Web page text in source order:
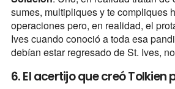
sumes, multipliques y te compliques
operaciones pero, en realidad, el
Ives cuando conoció a toda esa
debían estar regresado de St. Ives,
6. El acertijo que creó Tolkien